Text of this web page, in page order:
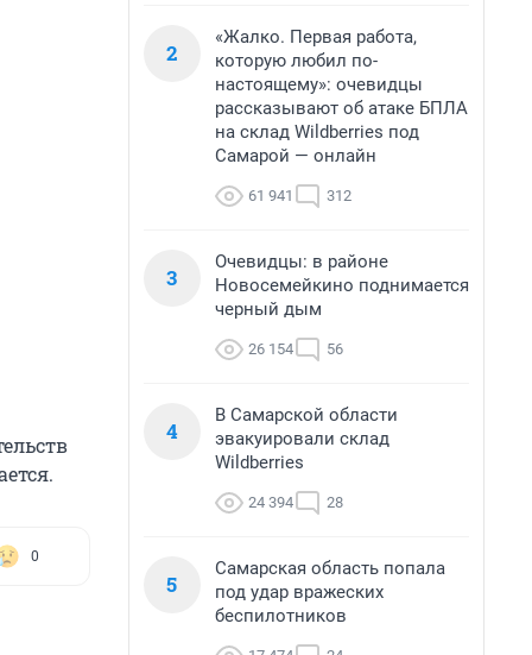
0
2
«Жалко. Первая работа,
которую любил по-
настоящему»: очевидцы
рассказывают об атаке БПЛА
на склад Wildberries под
Самарой — онлайн
61 941 312
3
Очевидцы: в районе
Новосемейкино поднимается
черный дым
26 154 56
4
В Самарской области
эвакуировали склад
Wildberries
24 394 28
5
Самарская область попала
под удар вражеских
беспилотников